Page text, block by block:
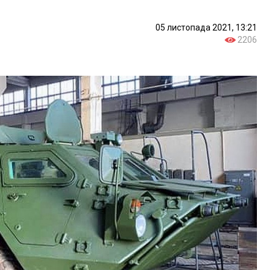
05 листопада 2021, 13:21
2206